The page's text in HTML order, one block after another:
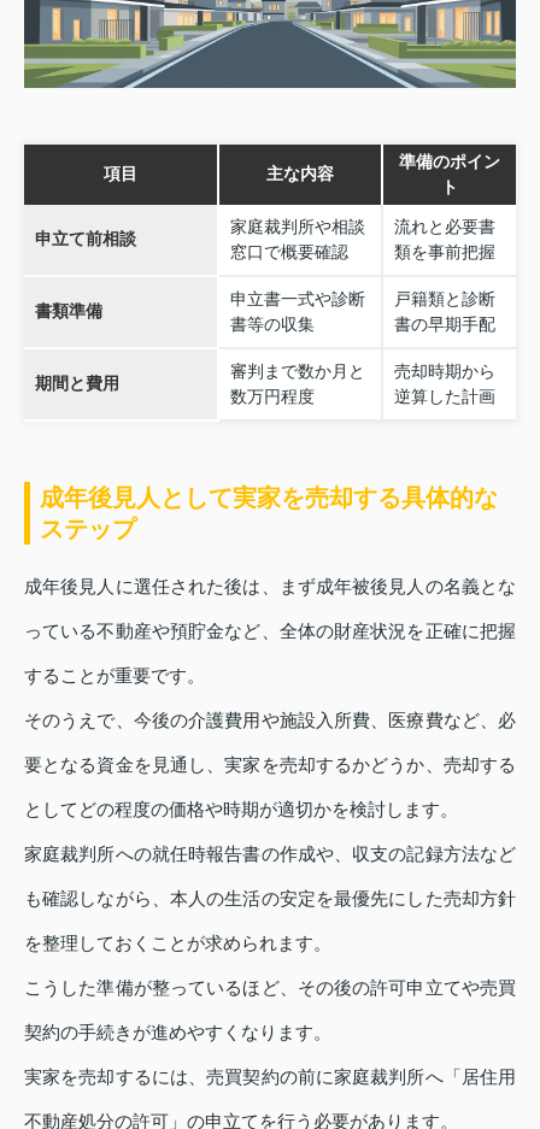
項目 主な内容
準備のポイン
ト
申立て前相談
家庭裁判所や相談
窓口で概要確認
流れと必要書
類を事前把握
書類準備
申立書一式や診断
書等の収集
戸籍類と診断
書の早期手配
期間と費用
審判まで数か月と
数万円程度
売却時期から
逆算した計画
成年後見人として実家を売却する具体的な
ステップ
成年後見人に選任された後は、まず成年被後見人の名義とな
っている不動産や預貯金など、全体の財産状況を正確に把握
することが重要です。
そのうえで、今後の介護費用や施設入所費、医療費など、必
要となる資金を見通し、実家を売却するかどうか、売却する
としてどの程度の価格や時期が適切かを検討します。
家庭裁判所への就任時報告書の作成や、収支の記録方法など
も確認しながら、本人の生活の安定を最優先にした売却方針
を整理しておくことが求められます。
こうした準備が整っているほど、その後の許可申立てや売買
契約の手続きが進めやすくなります。
実家を売却するには、売買契約の前に家庭裁判所へ「居住用
不動産処分の許可」の申立てを行う必要があります。